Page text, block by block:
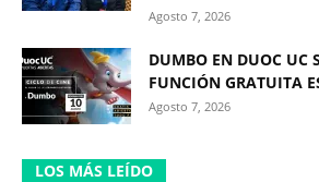
Agosto 7, 2026
DUMBO EN DUOC UC
FUNCIÓN GRATUITA
Agosto 7, 2026
LOS MÁS LEÍDO